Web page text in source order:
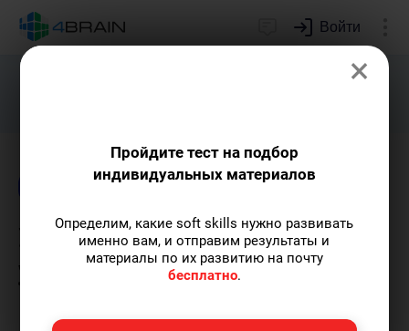
Войти
Подарим индивидуальный план
Образование Логика и интеллект
Упражнения для
улучшения
×
Пройдите тест на подбор
индивидуальных материалов
Определим, какие soft skills нужно развивать
именно вам, и отправим результаты и
материалы по их развитию на почту
бесплатно.